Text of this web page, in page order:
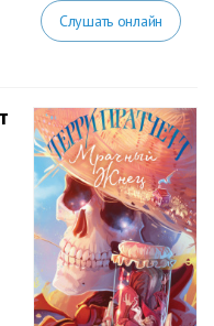
Слушать онлайн